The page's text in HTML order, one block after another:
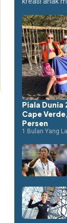
Piala
Cape
Persen
1 Bulan Yang